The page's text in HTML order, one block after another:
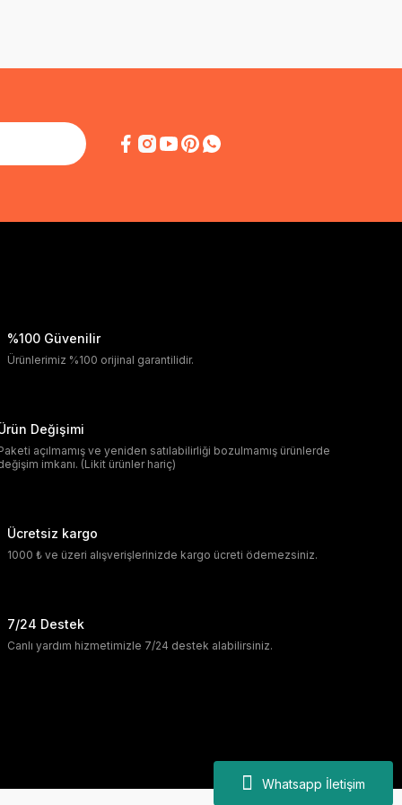
Whatsapp İletişim
%100 Güvenilir
Ürünlerimiz %100 orijinal garantilidir.
Değişimi
açılmamış ve yeniden satılabilirliği bozulmamış ürünlerde
imkanı. (Likit ürünler hariç)
Ücretsiz kargo
1000 ₺ ve üzeri alışverişlerinizde kargo ücreti ödemezsiniz.
7/24 Destek
Canlı yardım hizmetimizle 7/24 destek alabilirsiniz.